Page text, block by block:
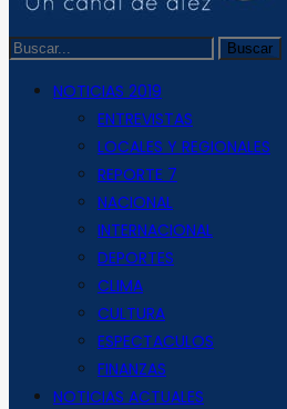
NOTICIAS 2019
ENTREVISTAS
LOCALES Y REGIONALES
REPORTE 7
NACIONAL
INTERNACIONAL
DEPORTES
CLIMA
CULTURA
ESPECTACULOS
FINANZAS
NOTICIAS ACTUALES